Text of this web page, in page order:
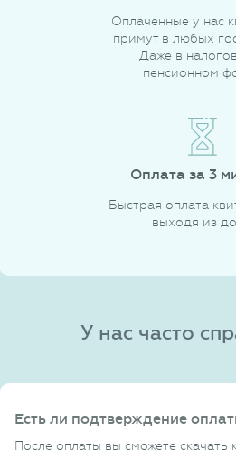
Оплаченные у нас
примут в любых
Даже в
пенсионном
Оплата за 3
Быстрая оплата
выходя из
У нас часто
Есть ли подтверждение
После оплаты вы сможете скачать